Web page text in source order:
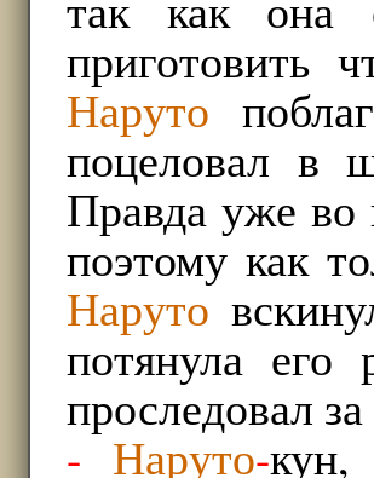
приготовить
Наруто
поцеловал в
Правда уже во
поэтому как
Наруто
потянула его
проследовал
- Наруто-